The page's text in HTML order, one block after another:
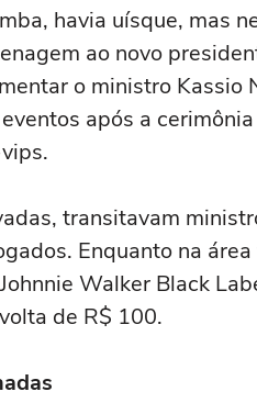
havia uísque, mas
ao novo
o ministro Kassio
após a
transitavam
Enquanto na
Walker Black
de R$ 100.